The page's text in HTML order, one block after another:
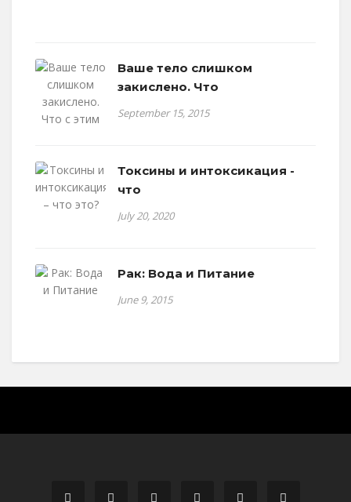
Ваше тело слишком
закислено. Что
September 15, 2015
Токсины и интоксикация -
что
July 20, 2020
Рак: Вода и Питание
June 9, 2015